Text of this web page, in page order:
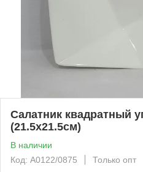
Салатник квадратный
(21.5х21.5см)
В наличии
Код: A0122/0875
Только опт